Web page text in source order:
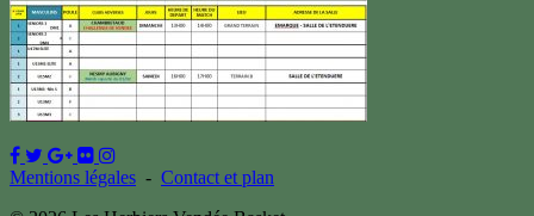
Mentions légales - Contact et plan